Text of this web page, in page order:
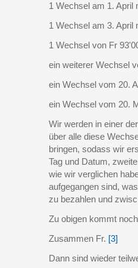
1 Wechsel am 1. April
1 Wechsel am 3. April
1 Wechsel von Fr
ein weiterer Wechsel
ein Wechsel vom 20.
ein Wechsel vom 20.
Wir werden in einer
über alle diese
bringen, sodass wir
Tag und Datum,
wie wir verglichen
aufgegangen sind,
zu bezahlen und
Zu obigen kommt
Zusammen Fr. [3]
Dann sind wieder